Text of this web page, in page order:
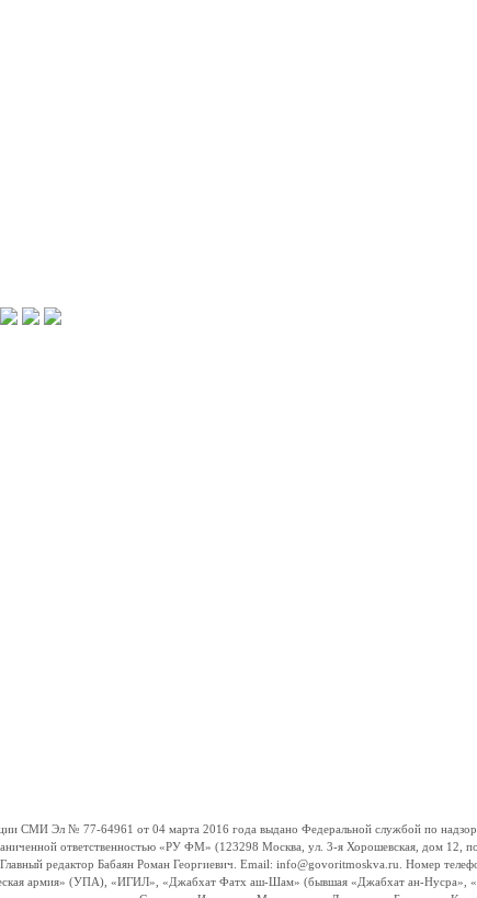
СМИ Эл № 77-64961 от 04 марта 2016 года выдано Федеральной службой по
ответственностью «РУ ФМ» (123298 Москва, ул. 3-я Хорошевская, дом 12,
редактор Бабаян Роман Георгиевич. Email: info@govoritmoskva.ru. Номер
армия» (УПА), «ИГИЛ», «Джабхат Фатх аш-Шам» (бывшая «Джабхат ан-Нусра»,